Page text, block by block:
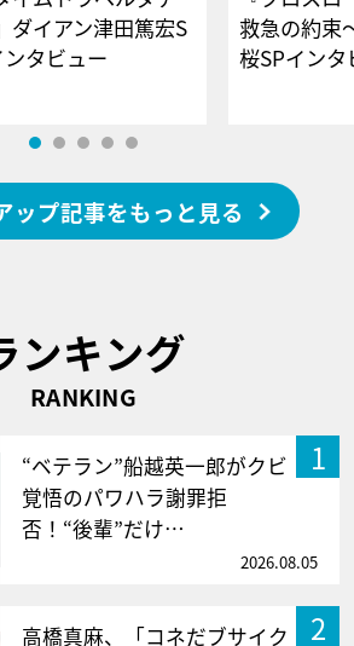
ダイアン津田篤宏S
ンタビュー
救急の約束
桜SPイ
ップ記事をもっと見る
ンキング
RANKING
1
“ベテラン”船越英一郎がクビ
覚悟のパワハラ謝罪拒
否！“後輩”だけ…
2026.08.05
2
高橋真麻、「コネだブサイク